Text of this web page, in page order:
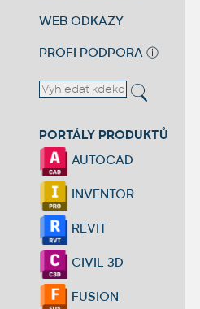
WEB ODKAZY
PROFI PODPORA ⓘ
PORTÁLY PRODUKTŮ
AUTOCAD
INVENTOR
REVIT
CIVIL 3D
FUSION